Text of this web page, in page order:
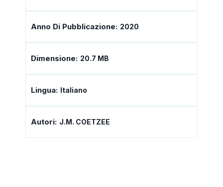
Anno Di Pubblicazione: 2020
Dimensione: 20.7 MB
Lingua: Italiano
Autori: J.M. COETZEE